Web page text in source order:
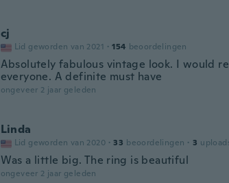
cj
Lid geworden van 2021 · 154 beoordelingen
Absolutely fabulous vintage look. I would
everyone. A definite must have
ongeveer 2 jaar geleden
Linda
Lid geworden van 2020 · 33 beoordelingen · 3
Was a little big. The ring is beautiful
ongeveer 2 jaar geleden